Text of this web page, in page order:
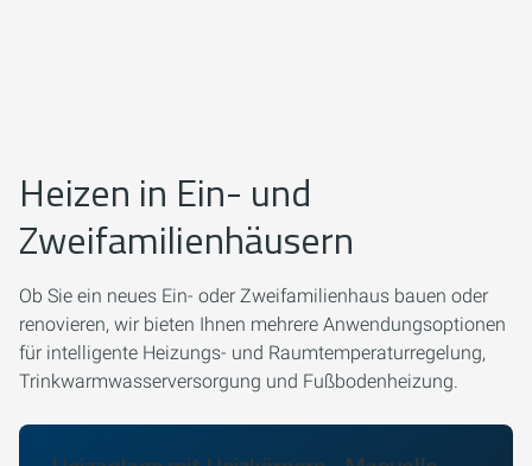
Heizen in Ein- und
Zweifamilienhäusern
Ob Sie ein neues Ein- oder Zweifamilienhaus bauen oder
renovieren, wir bieten Ihnen mehrere Anwendungsoptionen
für intelligente Heizungs- und Raumtemperaturregelung,
Trinkwarmwasserversorgung und Fußbodenheizung.